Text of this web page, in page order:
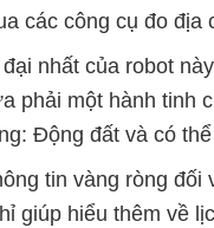
các công cụ đo địa
nhất của robot
phải một hành tinh
Động đất và có
tin vàng ròng đối
giúp hiểu thêm về